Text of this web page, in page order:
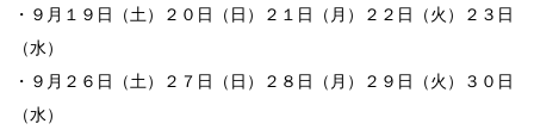
・９月１９日（土）２０日（日）２１日（月）２２日（火）２３日
（水）
・９月２６日（土）２７日（日）２８日（月）２９日（火）３０日
（水）